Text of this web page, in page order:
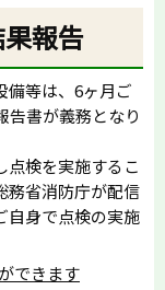
報告
備等は、6ヶ月ご
告書が義務となり
点検を実施するこ
務省消防庁が配信
自身で点検の実施
できます